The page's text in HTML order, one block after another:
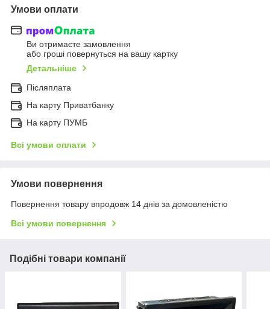
Умови оплати
Ви отримаєте замовлення
або гроші повернуться на вашу картку
Детальніше
Післяплата
На карту Приватбанку
На карту ПУМБ
Всі умови оплати
Умови повернення
Повернення товару впродовж 14 днів за домовленістю
Всі умови повернення
Подібні товари компанії